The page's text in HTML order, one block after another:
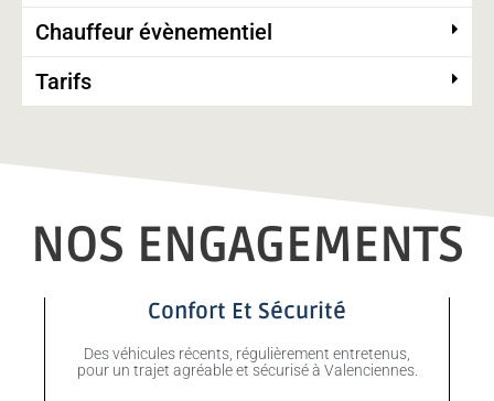
Chauffeur évènementiel
Tarifs
NOS ENGAGEMENTS
Confort Et Sécurité
Des véhicules récents, régulièrement entretenus,
pour un trajet agréable et sécurisé à Valenciennes.